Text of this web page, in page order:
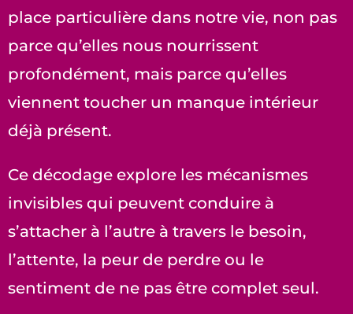
place particulière dans notre vie, non pas
parce qu’elles nous nourrissent
profondément, mais parce qu’elles
viennent toucher un manque intérieur
déjà présent.
Ce décodage explore les mécanismes
invisibles qui peuvent conduire à
s’attacher à l’autre à travers le besoin,
l’attente, la peur de perdre ou le
sentiment de ne pas être complet seul.